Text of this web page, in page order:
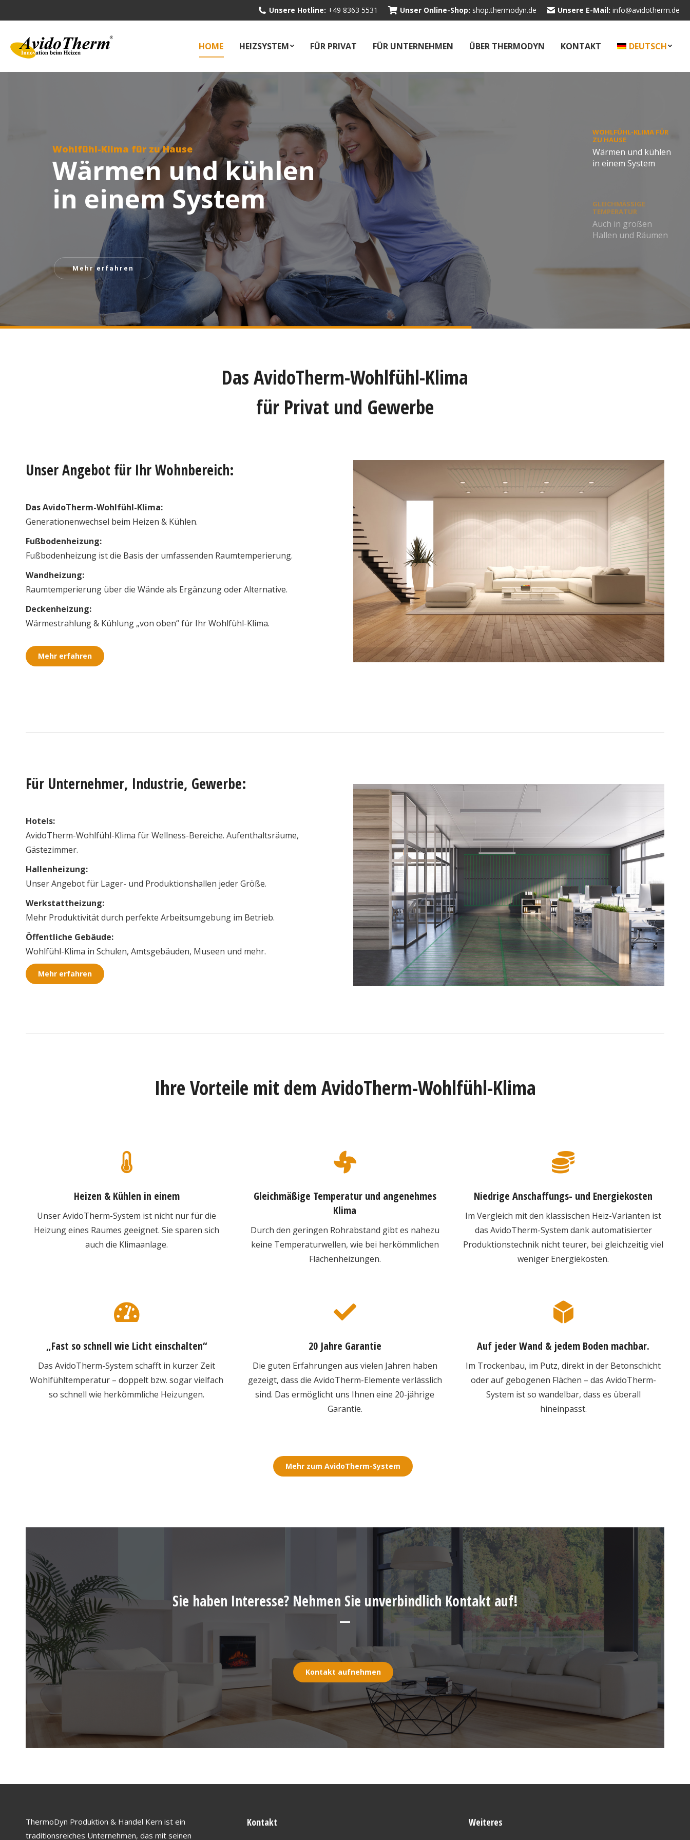
Unsere Hotline: +49 8363 5531 Unser Online-Shop: shop.thermodyn.de Unsere E-Mail: info@avidotherm.de
HOME HEIZSYSTEM FÜR PRIVAT FÜR UNTERNEHMEN ÜBER THERMODYN KONTAKT DEUTSCH
Wärmen und kühlen
in einem System
Wohlfühl-Klima für zu Hause
Mehr erfahren
WOHLFÜHL-KLIMA FÜR
ZU HAUSE
Wärmen und kühlen
in einem System
GLEICHMÄSSIGE T
EMPERATUR
Auch in großen
Hallen und Räumen
Das AvidoTherm-Wohlfühl-Klima
für Privat und Gewerbe
Unser Angebot für Ihr Wohnbereich:
Das AvidoTherm-Wohlfühl-Klima:
Generationenwechsel beim Heizen & Kühlen.
Fußbodenheizung:
Fußbodenheizung ist die Basis der umfassenden Raumtemperierung.
Wandheizung:
Raumtemperierung über die Wände als Ergänzung oder Alternative.
Deckenheizung:
Wärmestrahlung & Kühlung „von oben“ für Ihr Wohlfühl-Klima.
Mehr erfahren
Für Unternehmer, Industrie, Gewerbe:
Hotels:
AvidoTherm-Wohlfühl-Klima für Wellness-Bereiche. Aufenthaltsräume,
Gästezimmer.
Hallenheizung:
Unser Angebot für Lager- und Produktionshallen jeder Größe.
Werkstattheizung:
Mehr Produktivität durch perfekte Arbeitsumgebung im Betrieb.
Öffentliche Gebäude:
Wohlfühl-Klima in Schulen, Amtsgebäuden, Museen und mehr.
Mehr erfahren
Ihre Vorteile mit dem AvidoTherm-Wohlfühl-Klima
Heizen & Kühlen in einem
Unser AvidoTherm-System ist nicht nur für die
Heizung eines Raumes geeignet. Sie sparen sich
auch die Klimaanlage.
Gleichmäßige Temperatur und angenehmes
Klima
Durch den geringen Rohrabstand gibt es nahezu
keine Temperaturwellen, wie bei herkömmlichen
Flächenheizungen.
Niedrige Anschaffungs- und Energiekosten
Im Vergleich mit den klassischen Heiz-Varianten ist
das AvidoTherm-System dank automatisierter
Produktionstechnik nicht teurer, bei gleichzeitig viel
weniger Energiekosten.
„Fast so schnell wie Licht einschalten“
Das AvidoTherm-System schafft in kurzer Zeit
Wohlfühltemperatur – doppelt bzw. sogar vielfach
so schnell wie herkömmliche Heizungen.
20 Jahre Garantie
Die guten Erfahrungen aus vielen Jahren haben
gezeigt, dass die AvidoTherm-Elemente verlässlich
sind. Das ermöglicht uns Ihnen eine 20-jährige
Garantie.
Auf jeder Wand & jedem Boden machbar.
Im Trockenbau, im Putz, direkt in der Betonschicht
oder auf gebogenen Flächen – das AvidoTherm-
System ist so wandelbar, dass es überall
hineinpasst.
Mehr zum AvidoTherm-System
Sie haben Interesse? Nehmen Sie unverbindlich Kontakt auf!
—
Kontakt aufnehmen
ThermoDyn Produktion & Handel Kern ist ein
traditionsreiches Unternehmen, das mit seinen
Kontakt Weiteres